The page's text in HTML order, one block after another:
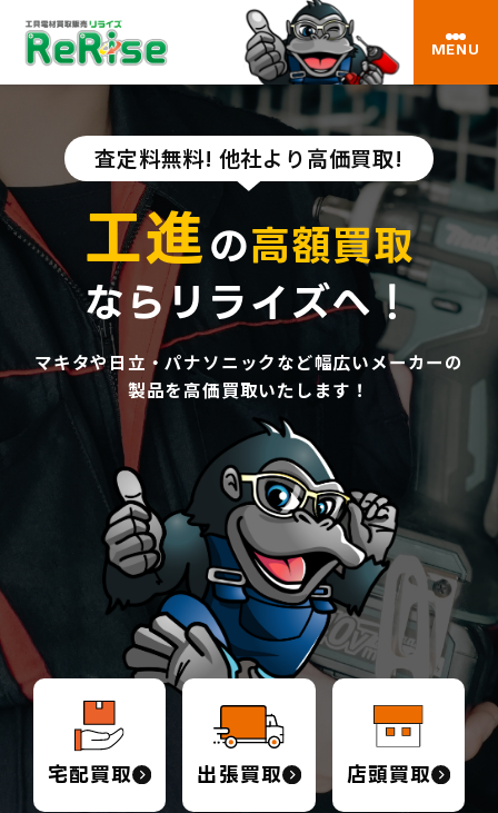
MENU
査定料無料! 他社より高価買取!
工進の高額買取
ならリライズへ！
マキタや日立・パナソニックなど幅広いメーカーの
製品を高価買取いたします！
宅配買取 出張買取 店頭買取